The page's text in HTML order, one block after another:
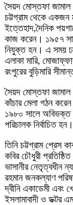
সৈয়দ মোস্তফা জামাল
চট্টগ্রাম থেকে একজন
ইত্তেহাদ,দৈনিক
কাজ করেন। ১৯৫৭
নিযুক্ত হন। এ সময়
এলাকা মারি,
রংপুরের বুড়িমারি
সৈয়দ মোস্তফা জামাল
কাঁচার মেলা গঠন
১৯৮০ সালে অবিভক্ত
পরিচালক নির্বাচিত হন।
তিনি চট্টগ্রাম প্রেস
কবির চৌধুরী
ভাসানীর নেতৃত্বধীন
রহমান জনকল্যাণ
দ্বীনি একাডেমী এবং
ইসলামাবাদী ও ডক্টর